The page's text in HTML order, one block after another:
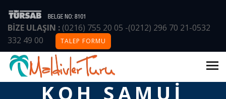
BİZE ULAŞIN : (0216) 755 20 05 -(0212) 296 70 21-0532
332 49 00
TALEP FORMU
ANASAYFA/ TURLAR /
KOH SAMUI